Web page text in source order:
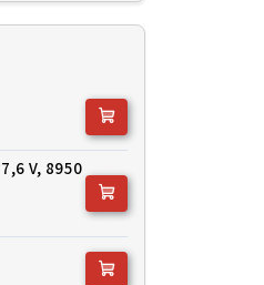
V, 8950